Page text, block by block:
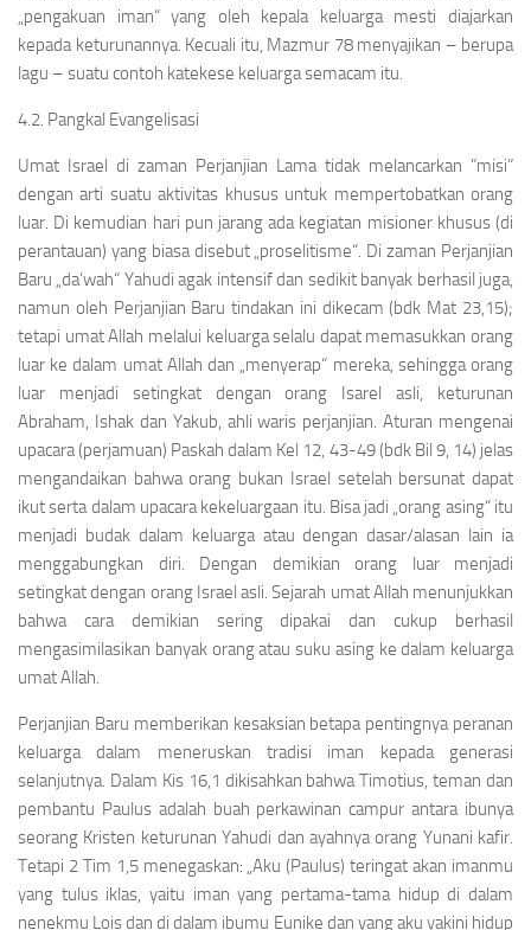
„pengakuan iman“ yang oleh kepala keluarga mesti diajarkan
kepada keturunannya. Kecuali itu, Mazmur 78 menyajikan – berupa
lagu – suatu contoh katekese keluarga semacam itu.
4.2. Pangkal Evangelisasi
Umat Israel di zaman Perjanjian Lama tidak melancarkan ”misi”
dengan arti suatu aktivitas khusus untuk mempertobatkan orang
luar. Di kemudian hari pun jarang ada kegiatan misioner khusus (di
perantauan) yang biasa disebut „proselitisme“. Di zaman Perjanjian
Baru „da’wah“ Yahudi agak intensif dan sedikit banyak berhasil juga,
namun oleh Perjanjian Baru tindakan ini dikecam (bdk Mat 23,15);
tetapi umat Allah melalui keluarga selalu dapat memasukkan orang
luar ke dalam umat Allah dan „menyerap“ mereka, sehingga orang
luar menjadi setingkat dengan orang Isarel asli, keturunan
Abraham, Ishak dan Yakub, ahli waris perjanjian. Aturan mengenai
upacara (perjamuan) Paskah dalam Kel 12, 43-49 (bdk Bil 9, 14) jelas
mengandaikan bahwa orang bukan Israel setelah bersunat dapat
ikut serta dalam upacara kekeluargaan itu. Bisa jadi „orang asing“ itu
menjadi budak dalam keluarga atau dengan dasar/alasan lain ia
menggabungkan diri. Dengan demikian orang luar menjadi
setingkat dengan orang Israel asli. Sejarah umat Allah menunjukkan
bahwa cara demikian sering dipakai dan cukup berhasil
mengasimilasikan banyak orang atau suku asing ke dalam keluarga
umat Allah.
Perjanjian Baru memberikan kesaksian betapa pentingnya peranan
keluarga dalam meneruskan tradisi iman kepada generasi
selanjutnya. Dalam Kis 16,1 dikisahkan bahwa Timotius, teman dan
pembantu Paulus adalah buah perkawinan campur antara ibunya
seorang Kristen keturunan Yahudi dan ayahnya orang Yunani kafir.
Tetapi 2 Tim 1,5 menegaskan: „Aku (Paulus) teringat akan imanmu
yang tulus iklas, yaitu iman yang pertama-tama hidup di dalam
nenekmu Lois dan di dalam ibumu Eunike dan yang aku yakini hidup